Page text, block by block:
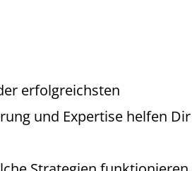
erfolgreichsten
und Expertise helfen Dir